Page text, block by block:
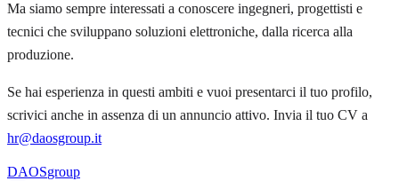
Ma siamo sempre interessati a conoscere ingegneri, progettisti e
tecnici che sviluppano soluzioni elettroniche, dalla ricerca alla
produzione.
Se hai esperienza in questi ambiti e vuoi presentarci il tuo profilo,
scrivici anche in assenza di un annuncio attivo. Invia il tuo CV a
hr@daosgroup.it
DAOSgroup